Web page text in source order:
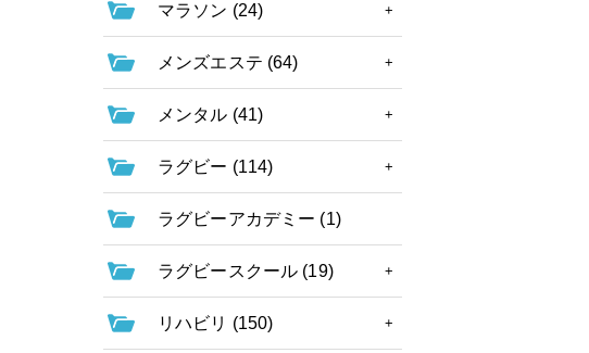
マラソン (24)
メンズエステ (64)
メンタル (41)
ラグビー (114)
ラグビーアカデミー (1)
ラグビースクール (19)
リハビリ (150)